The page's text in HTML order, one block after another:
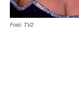
Fotó: TV2